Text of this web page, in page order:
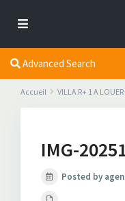
Advanced Search
Accueil VILLA R+ 1 A
IMG-
Posted by